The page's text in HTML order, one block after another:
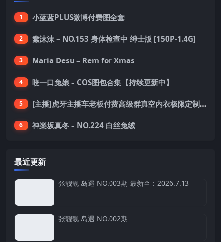
1 小蓝蓝PLUS微博付费图全套
2 蠢沫沫 – NO.153 身体检查中 绅士版 [150P-1.4G]
3 Maria Desu – Rem for Xmas
4 咬一口兔娘 – COS图包合集【持续更新中】
5 [主播]虎牙主播车老板付费高级群真空内衣极限定制8分19
6 神楽坂真冬 – NO.224 白丝兔绒
最近更新
张靓靓 岛遇 NO.003期 最新至：2026.7.13
张靓靓 岛遇 NO.002期